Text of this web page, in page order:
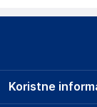
Koristne